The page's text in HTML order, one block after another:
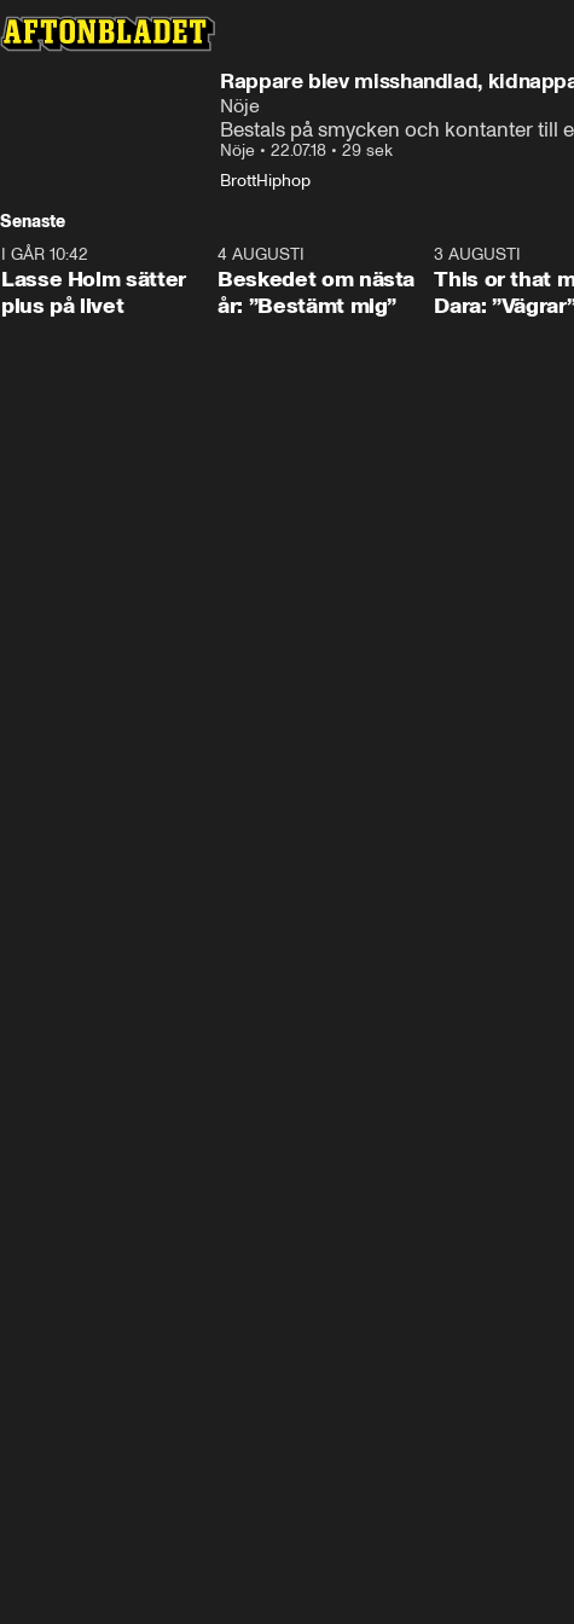
Rappare blev misshandlad,
Nöje
Bestals på smycken och kontanter till
Nöje • 22.07.18 • 29 sek
BrottHiphop
Senaste
1:04
I GÅR 10:42
Lasse Holm sätter
plus på livet
0:24
4 AUGUSTI
Beskedet om nästa
år: ”Bestämt mig”
3 AUGUSTI
This or that
Dara: